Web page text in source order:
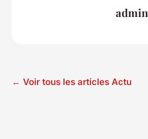
admin
← Voir tous les articles Actu